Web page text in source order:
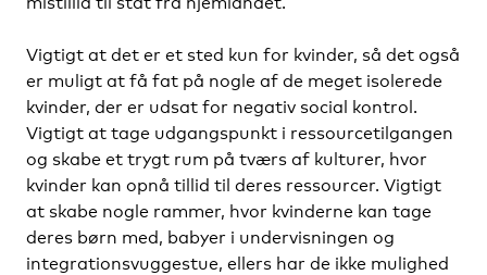
Vigtigt at det er et sted kun for kvinder, så det også
er muligt at få fat på nogle af de meget isolerede
kvinder, der er udsat for negativ social kontrol.
Vigtigt at tage udgangspunkt i ressourcetilgangen
og skabe et trygt rum på tværs af kulturer, hvor
kvinder kan opnå tillid til deres ressourcer. Vigtigt
at skabe nogle rammer, hvor kvinderne kan tage
deres børn med, babyer i undervisningen og
integrationsvuggestue, ellers har de ikke mulighed